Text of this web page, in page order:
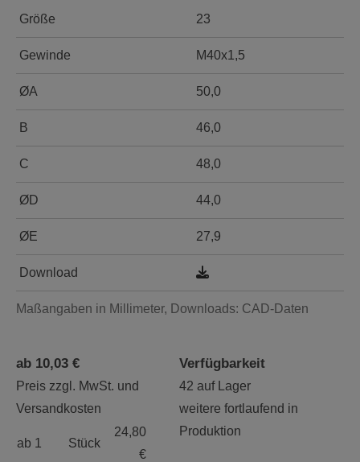
Maßangaben in Millimeter, Downloads: CAD-Daten
Größe 23
Gewinde M40x1,5
ØA 50,0
B 46,0
C 48,0
ØD 44,0
ØE 27,9
Download
ab 10,03 €
Preis zzgl. MwSt. und
Versandkosten
ab 1 Stück
24,80
€
Verfügbarkeit
42 auf Lager
weitere fortlaufend in
Produktion